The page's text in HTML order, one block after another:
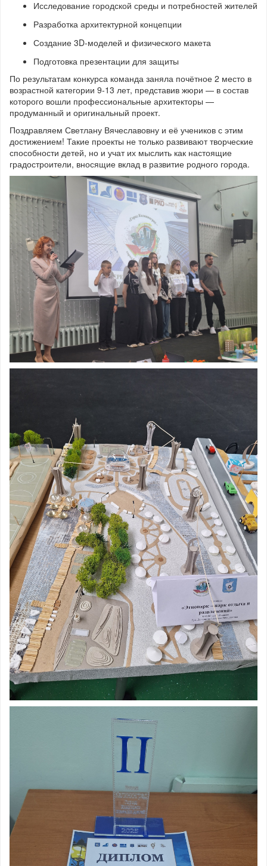
Исследование городской среды и потребностей жителей
Разработка архитектурной концепции
Создание 3D-моделей и физического макета
Подготовка презентации для защиты
По результатам конкурса команда заняла почётное 2 место в
возрастной категории 9-13 лет, представив жюри — в состав
которого вошли профессиональные архитекторы —
продуманный и оригинальный проект.
Поздравляем Светлану Вячеславовну и её учеников с этим
достижением! Такие проекты не только развивают творческие
способности детей, но и учат их мыслить как настоящие
градостроители, вносящие вклад в развитие родного города.